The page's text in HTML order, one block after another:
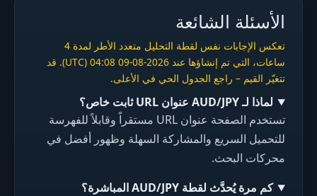
الأسئلة الشائعة
تعكس الإجابات نفس لقطة التحليل متعدد الأطر لمدة 4
ساعات، التي تم إنشاؤها عند 2026-08-09 04:08 (UTC). قد
تتغيّر القيم – راجع الجدول الحي في الأعلى.
لماذا لـ AUD/JPY عنوان URL ثابت خاص؟
تستخدم الصفحة عنوان URL مستقراً وقابلاً للفهرسة
للتحميل السريع والمشاركة السهلة وظهور أفضل في
محركات البحث.
كم مرة يُحدَّث لقطة AUD/JPY المباشرة؟